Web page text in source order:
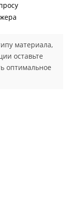
материала,
оставьте
оптимальное